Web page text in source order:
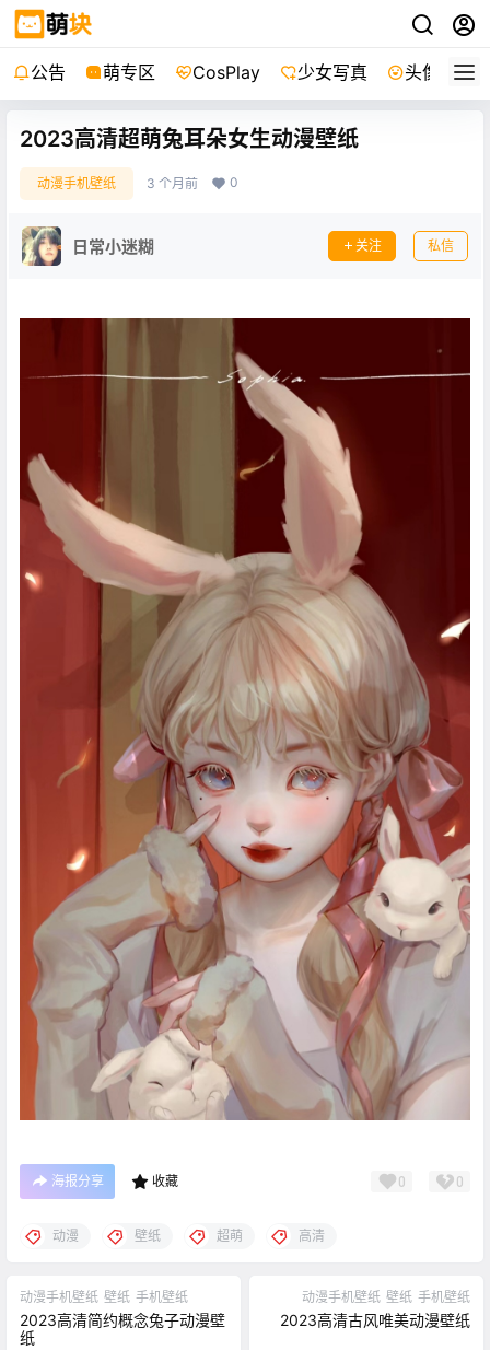
公告 萌专区 CosPlay 少女写真 头像
2023高清超萌兔耳朵女生动漫壁纸
动漫手机壁纸 3 个月前 0
日常小迷糊 关注 私信
海报分享 收藏 0 0
动漫 壁纸 超萌 高清
动漫手机壁纸 壁纸 手机壁纸
2023高清简约概念兔子动漫壁
纸
动漫手机壁纸 壁纸 手机壁纸
2023高清古风唯美动漫壁纸